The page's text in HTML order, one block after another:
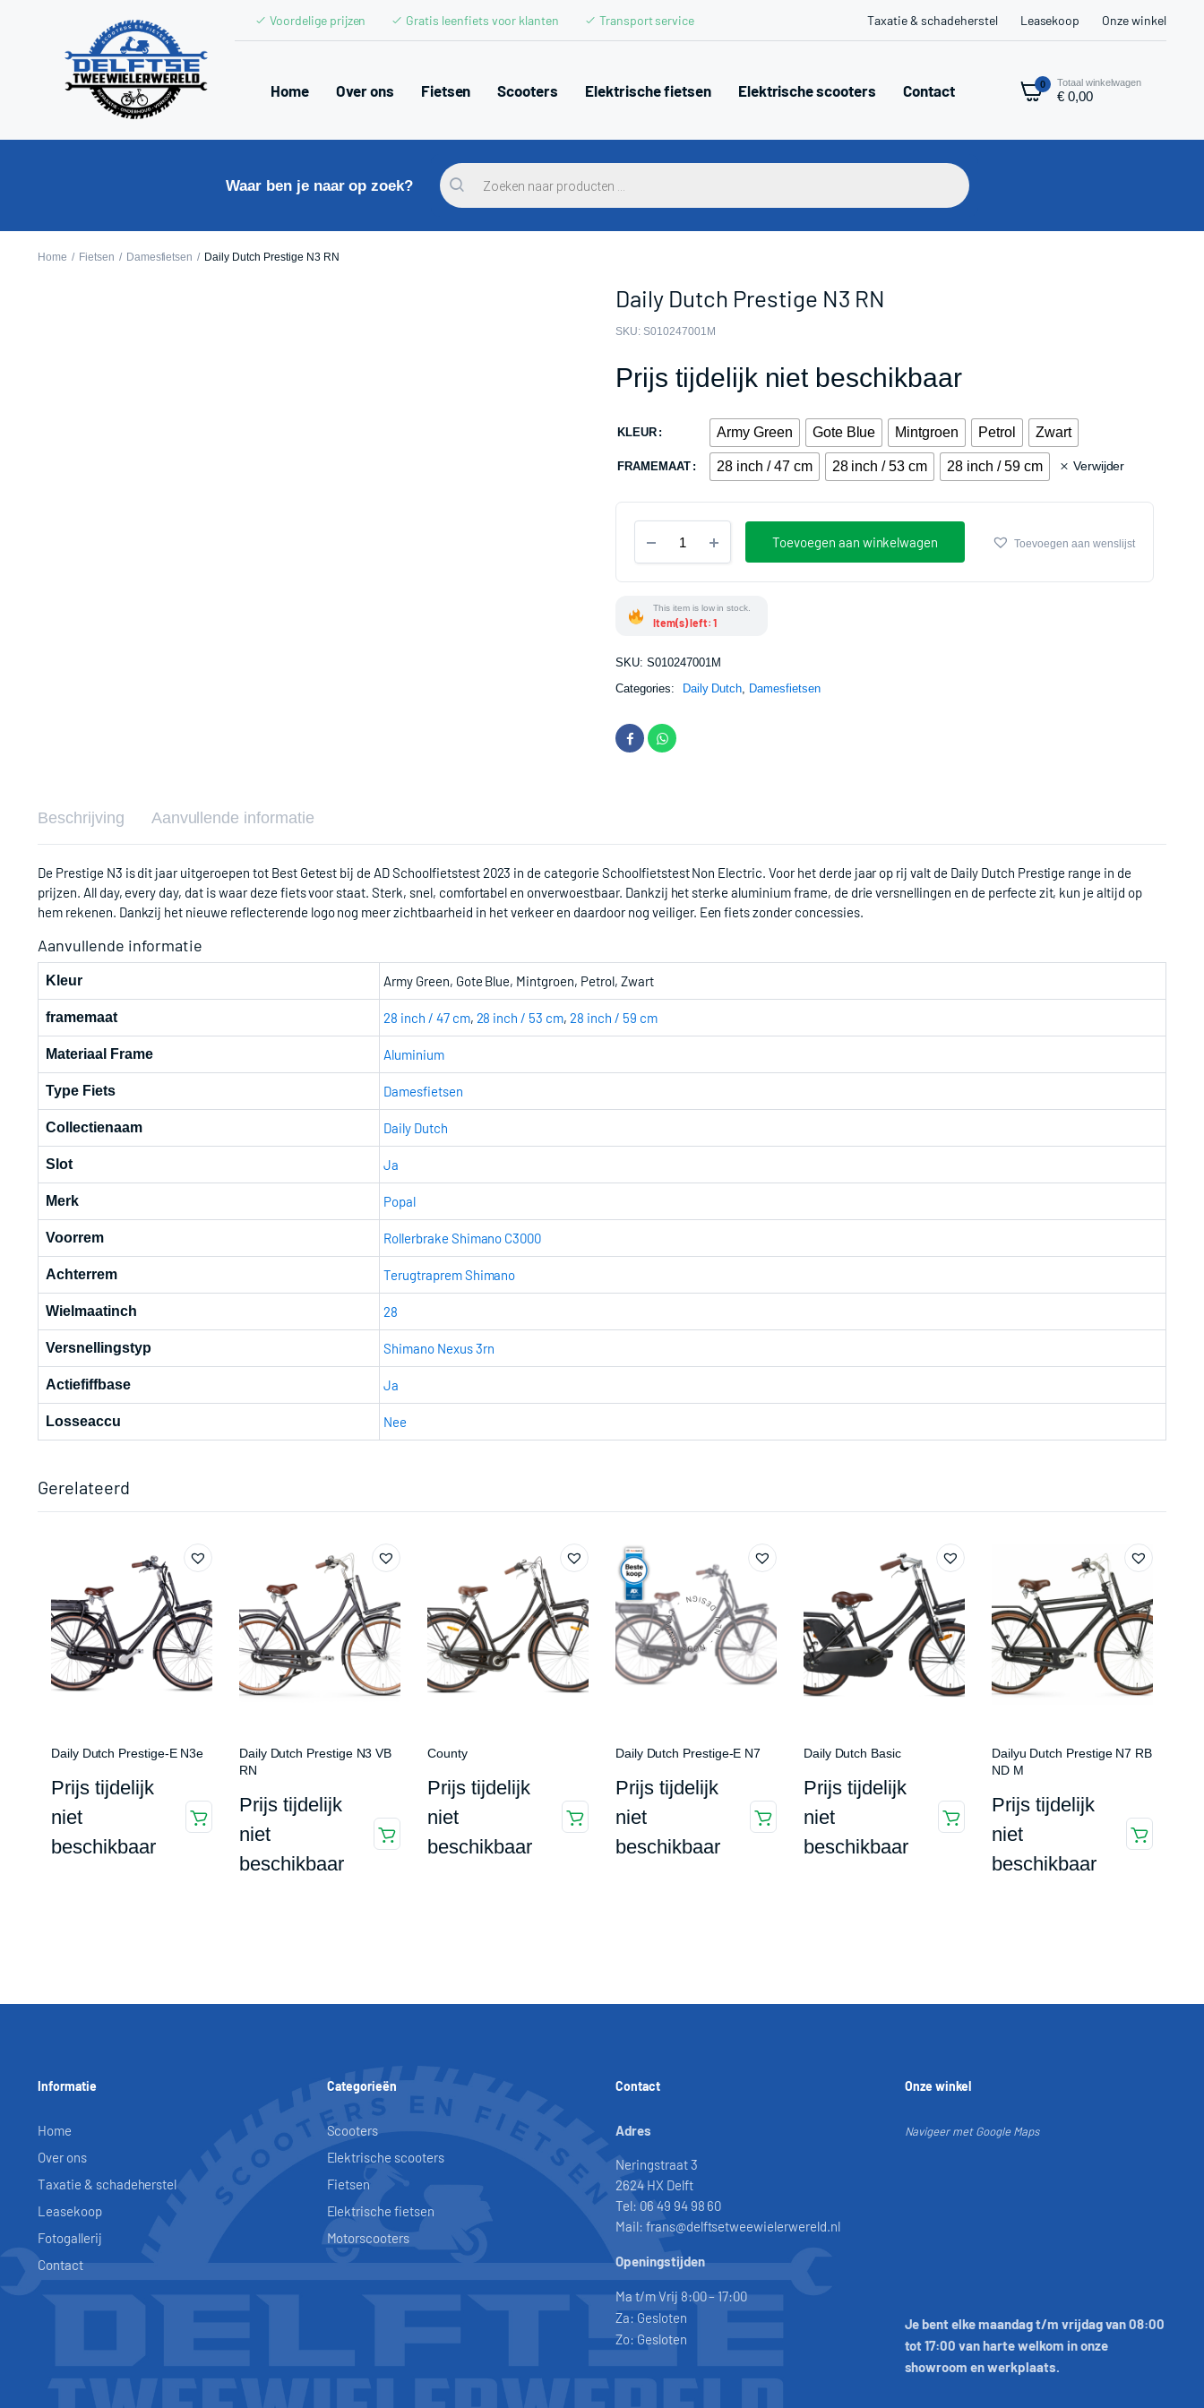
Voordelige prijzen Gratis leenfiets voor klanten Transport service Taxatie & schadeherstel Leasekoop Onze winkel
Home Over ons Fietsen Scooters Elektrische fietsen Elektrische scooters Contact 0 Totaal winkelwagen
€ 0,00
Waar ben je naar op zoek?
Producten
zoeken
Home Fietsen Damesfietsen Daily Dutch Prestige N3 RN
Daily Dutch Prestige N3 RN
SKU: S010247001M
Prijs tijdelijk niet beschikbaar
KLEUR Army Green Gote Blue Mintgroen Petrol Zwart
FRAMEMAAT 28 inch / 47 cm 28 inch / 53 cm 28 inch / 59 cm Verwijder
Dutch
Prestige
N3
stuks
Toevoegen aan winkelwagen Toevoegen aan wenslijst
This item is low in stock.
Item(s) left: 1
SKU: S010247001M
Categories:
Daily Dutch, Damesfietsen
Beschrijving Aanvullende informatie
De Prestige N3 is dit jaar uitgeroepen tot Best Getest bij de AD Schoolfietstest 2023 in de categorie Schoolfietstest Non Electric. Voor het derde jaar op rij valt de Daily Dutch Prestige range in de
prijzen. All day, every day, dat is waar deze fiets voor staat. Sterk, snel, comfortabel en onverwoestbaar. Dankzij het sterke aluminium frame, de drie versnellingen en de perfecte zit, kun je altijd op
hem rekenen. Dankzij het nieuwe reflecterende logo nog meer zichtbaarheid in het verkeer en daardoor nog veiliger. Een fiets zonder concessies.
Aanvullende informatie
Kleur Army Green, Gote Blue, Mintgroen, Petrol, Zwart
framemaat 28 inch / 47 cm, 28 inch / 53 cm,28 inch / 59 cm
Materiaal Frame Aluminium
Type Fiets Damesfietsen
Collectienaam Daily Dutch
Slot Ja
Merk Popal
Voorrem Rollerbrake Shimano C3000
Achterrem Terugtraprem Shimano
Wielmaatinch 28
Versnellingstyp Shimano Nexus 3rn
Actiefiffbase Ja
Losseaccu Nee
Gerelateerd
Daily Dutch Prestige-E N3e
Prijs tijdelijk
niet
beschikbaar
Daily Dutch Prestige N3 VB
RN
Prijs tijdelijk
niet
beschikbaar
County
Prijs tijdelijk
niet
beschikbaar
Daily Dutch Prestige-E N7
Prijs tijdelijk
niet
beschikbaar
Daily Dutch Basic
Prijs tijdelijk
niet
beschikbaar
Dailyu Dutch Prestige N7 RB
ND M
Prijs tijdelijk
niet
beschikbaar
Informatie
Home
Over ons
Taxatie & schadeherstel
Leasekoop
Fotogallerij
Contact
Categorieën
Scooters
Elektrische scooters
Fietsen
Elektrische fietsen
Motorscooters
Contact
Adres
Neringstraat 3
2624 HX Delft
Tel: 06 49 94 98 60
Mail: frans@delftsetweewielerwereld.nl
Openingstijden
Ma t/m Vrij 8:00 – 17:00
Za: Gesloten
Zo: Gesloten
Onze winkel
Navigeer met Google Maps
Je bent elke maandag t/m vrijdag van 08:00
tot 17:00 van harte welkom in onze
showroom en werkplaats.